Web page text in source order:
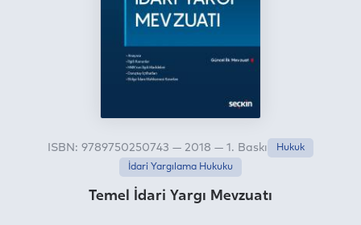
Temel İdari Yargı Mevzuatı
ISBN: 9789750250743 — 2018 — 1. Baskı
Hukuk
İdari Yargılama Hukuku